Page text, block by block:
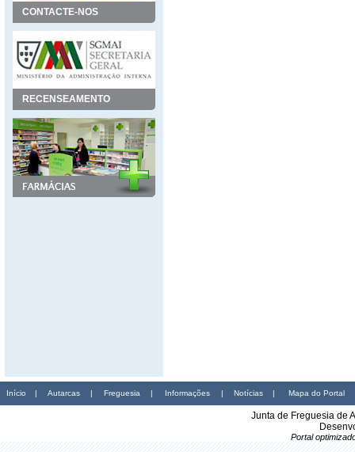
CONTACTE-NOS
RECENSEAMENTO
Início | Autarcas | Freguesia | Informações | Notícias | Mapa do Portal
Junta de Freguesia de
Portal